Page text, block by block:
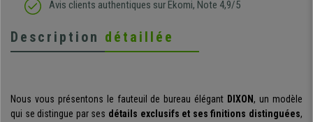
Avis clients authentiques sur Ekomi, Note 4,9/5
Description détaillée
Nous vous présentons le fauteuil de bureau élégant DIXON, un modèle
qui se distingue par ses détails exclusifs et ses finitions distinguées,